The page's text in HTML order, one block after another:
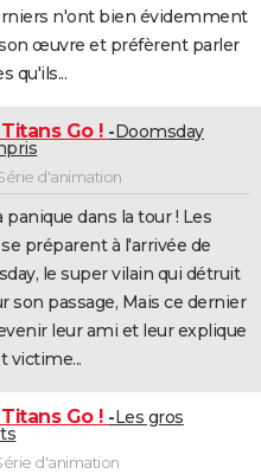
n'ont bien évidemment
œuvre et préfèrent parler
qu'ils...
Go ! Doomsday
d'animation
panique dans la tour ! Les
préparent à l'arrivée de
le super vilain qui détruit
son passage, Mais ce dernier
leur ami et leur explique
victime...
Go ! Les gros
d'animation